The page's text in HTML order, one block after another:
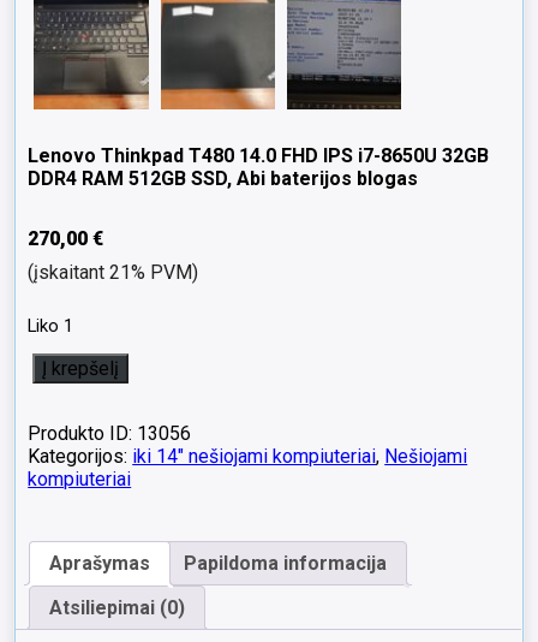
Lenovo Thinkpad T480 14.0 FHD IPS i7-8650U 32GB
DDR4 RAM 512GB SSD, Abi baterijos blogas
270,00€
(įskaitant 21% PVM)
Liko 1
produkto
kiekis:
Thinkpad
T480
14.0
i7-
8650U
32GB
DDR4
Į krepšelį
Produkto ID: 13056
Kategorijos: iki 14" nešiojami kompiuteriai, Nešiojami
kompiuteriai
Aprašymas
Papildoma informacija
Atsiliepimai (0)